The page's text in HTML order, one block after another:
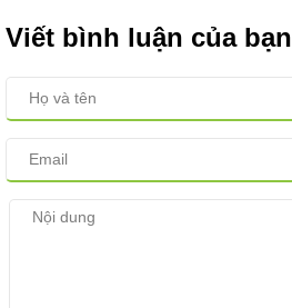
Viết bình luận của bạn